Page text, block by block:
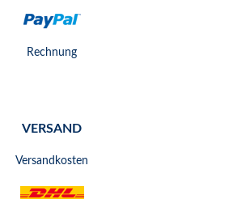
Rechnung
VERSAND
Versandkosten